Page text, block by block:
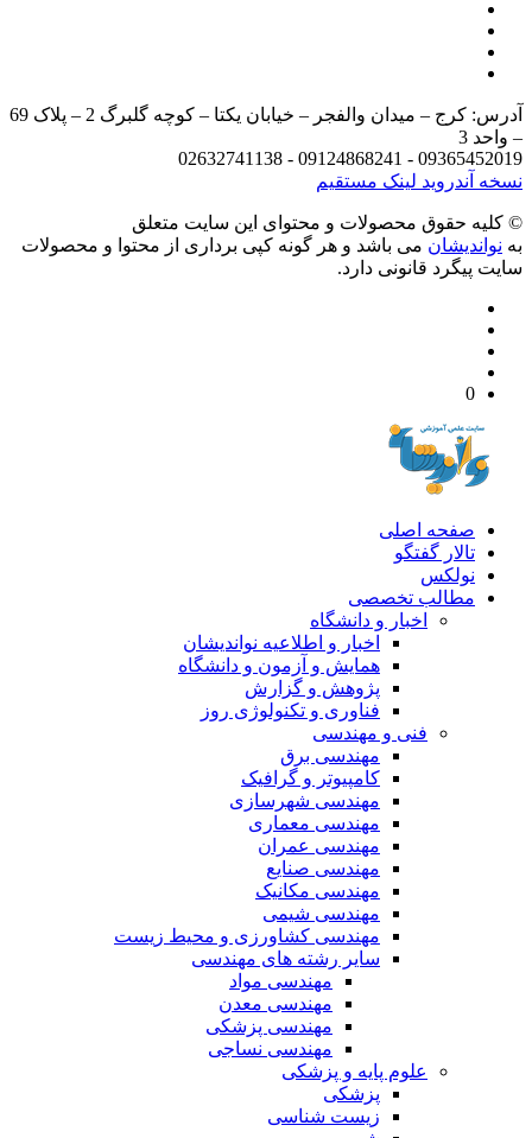
آدرس: کرج – میدان والفجر – خیابان یکتا – کوچه گلبرگ 2 – پلاک 69
3
09365452019 - 09124868241 -
آندرویدلینک مستقیم
حقوق محصولات و محتوای اين سایت متعلق
می باشد و هر گونه کپی برداری از محتوا و محصولات
پیگرد قانونی دارد.
صفحه اصلی
تالار گفتگو
نولکس
مطالب تخصصی
اخبار و دانشگاه
اخبار و اطلاعیه نواندیشان
همایش و آزمون و دانشگاه
پژوهش و گزارش
فناوری و تکنولوژی روز
فنی و مهندسی
مهندسی برق
کامپیوتر و گرافیک
مهندسی شهرسازی
مهندسی معماری
مهندسی عمران
مهندسی صنایع
مهندسی مکانیک
مهندسی شیمی
مهندسی کشاورزی و محیط زیست
سایر رشته های مهندسی
مهندسی مواد
مهندسی معدن
مهندسی پزشکی
مهندسی نساجی
علوم پایه و پزشکی
پزشکی
زیست شناسی